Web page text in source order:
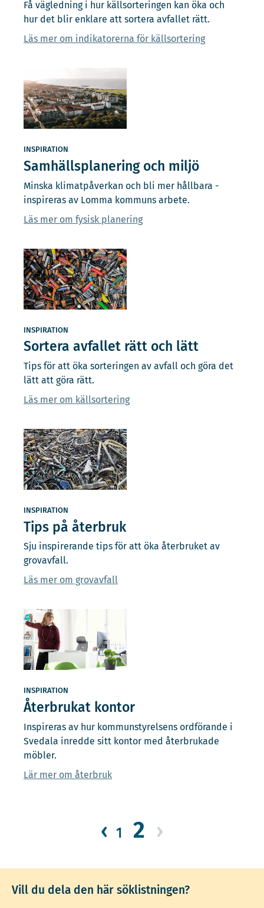
Få vägledning i hur källsorteringen kan öka och
hur det blir enklare att sortera avfallet rätt.
Läs mer om indikatorerna för källsortering
INSPIRATION
Samhällsplanering och miljö
Minska klimatpåverkan och bli mer hållbara -
inspireras av Lomma kommuns arbete.
Läs mer om fysisk planering
INSPIRATION
Sortera avfallet rätt och lätt
Tips för att öka sorteringen av avfall och göra det
lätt att göra rätt.
Läs mer om källsortering
INSPIRATION
Tips på återbruk
Sju inspirerande tips för att öka återbruket av
grovavfall.
Läs mer om grovavfall
INSPIRATION
Återbrukat kontor
Inspireras av hur kommunstyrelsens ordförande i
Svedala inredde sitt kontor med återbrukade
möbler.
Lär mer om återbruk
‹ 1 2 ›
Vill du dela den här söklistningen?